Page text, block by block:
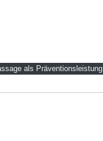
als Präventionsleistung